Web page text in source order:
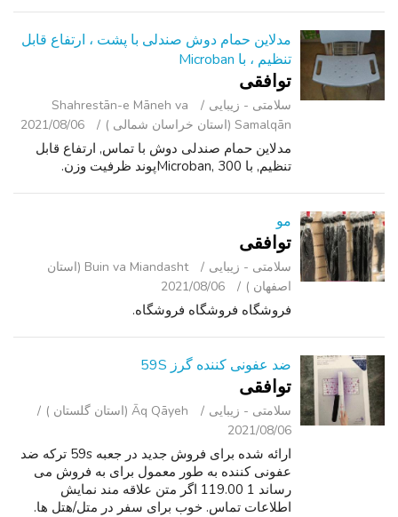
مدلاین حمام دوش صندلی با پشت ، ارتفاع قابل
تنظیم ، با Microban
توافقی
سلامتی - زیبایی
Shahrestān-e Māneh va
Samalqān (استان خراسان شمالی )
2021/08/06
مدلاین حمام صندلی دوش با تماس, ارتفاع قابل
تنظیم, با Microban, 300پوند ظرفیت وزن.
مو
توافقی
سلامتی - زیبایی
Buin va Miandasht (استان
اصفهان )
2021/08/06
فروشگاه فروشگاه فروشگاه.
ضد عفونی کننده گرز 59S
توافقی
سلامتی - زیبایی
Āq Qāyeh (استان گلستان )
2021/08/06
ارائه شده برای فروش جدید در جعبه 59s ترکه ضد
عفونی کننده به طور معمول برای به فروش می
رساند 1 119.00 اگر متن علاقه مند نمایش
اطلاعات تماس. خوب برای سفر در متل/هتل ها.